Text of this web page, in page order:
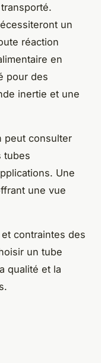
un
réaction
en
pour des
inertie et une
peut consulter
tubes
Une
une vue
contraintes des
un tube
qualité et la